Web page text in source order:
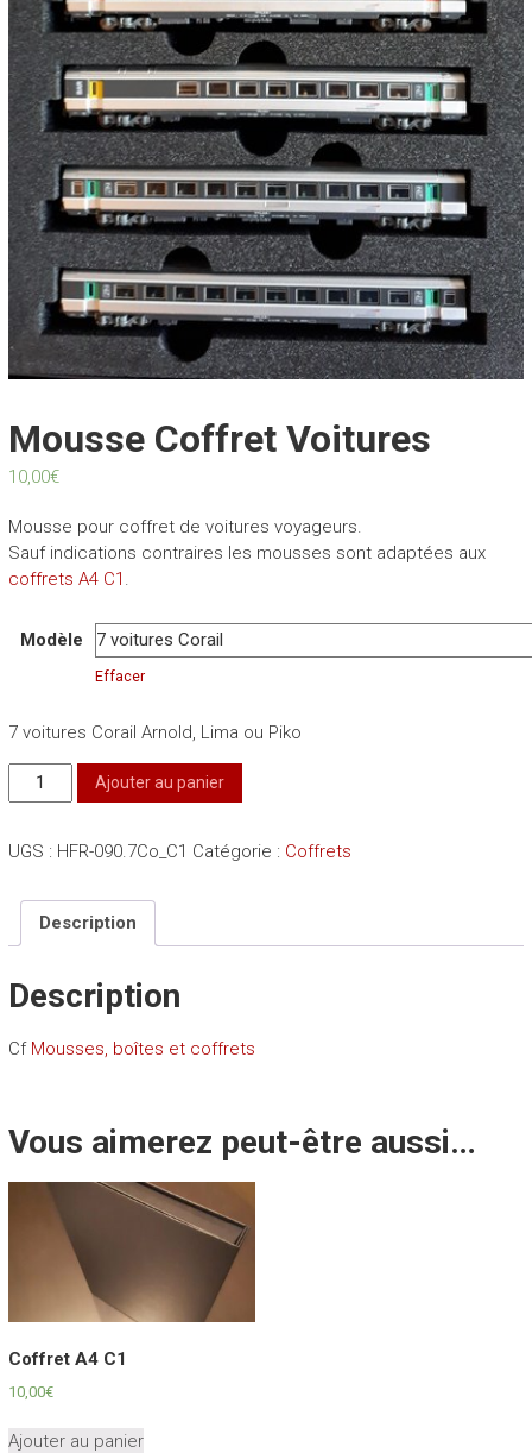
Mousse Coffret Voitures
10,00€
Mousse pour coffret de voitures voyageurs.
Sauf indications contraires les mousses sont adaptées aux
coffrets A4 C1 .
Modèle
Effacer
7 voitures Corail Arnold, Lima ou Piko
quantité
de
coffret
Ajouter au panier
UGS : HFR-090.7Co_C1 Catégorie : Coffrets
Description
Description
Cf Mousses, boîtes et coffrets
Vous aimerez peut-être aussi…
Coffret A4 C1
10,00€
Ajouter au panier